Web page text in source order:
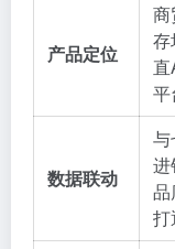
产品定位
商
存
平
数据联动
与
进
品
打